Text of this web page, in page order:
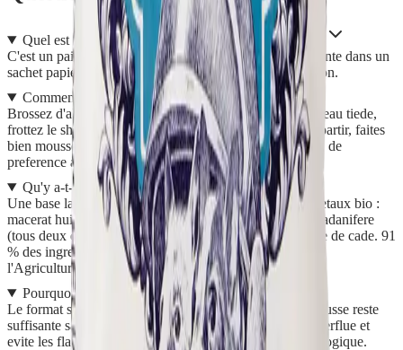
Quel est le format et le poids du Shampoing Toutou ?
C'est un pain de shampoing solide beige de 100 g, presente dans un
sachet papier recyclable a trier dans la filiere papier/carton.
Comment l'appliquer sur mon chien ?
Brossez d'abord votre chien, mouillez tout son corps a l'eau tiede,
frottez le shampoing directement sur les poils pour le repartir, faites
bien mousser puis rincez abondamment. Sechez ensuite, de
preference avec une serviette en microfibre.
Qu'y a-t-il dans sa composition ?
Une base lavante sans savon enrichie de trois actifs vegetaux bio :
macerat huileux de calendula, macerat huileux de ciste ladanifere
(tous deux en base huile de tournesol) et huile essentielle de cade. 91
% des ingredients sont d'origine naturelle, 14 % issus de
l'Agriculture Biologique.
Pourquoi un shampoing solide plutot que liquide ?
Le format solide se repartit rapidement sur le poil, sa mousse reste
suffisante sans exces, il concentre les actifs sans eau superflue et
evite les flacons : un choix plus economique et plus ecologique.